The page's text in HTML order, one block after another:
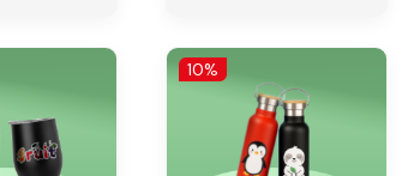
10%